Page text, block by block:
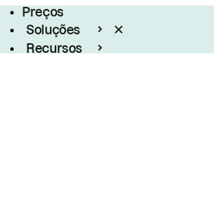
Preços
Soluções
Recursos